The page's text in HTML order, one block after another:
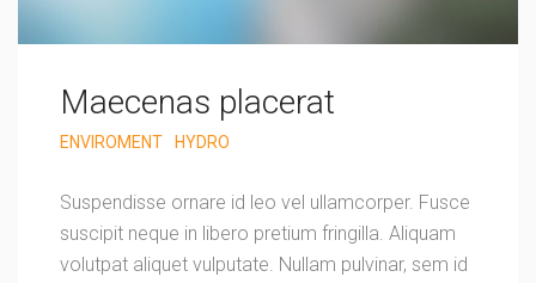
Maecenas placerat
ENVIROMENT HYDRO
Suspendisse ornare id leo vel ullamcorper. Fusce
suscipit neque in libero pretium fringilla. Aliquam
volutpat aliquet vulputate. Nullam pulvinar, sem id